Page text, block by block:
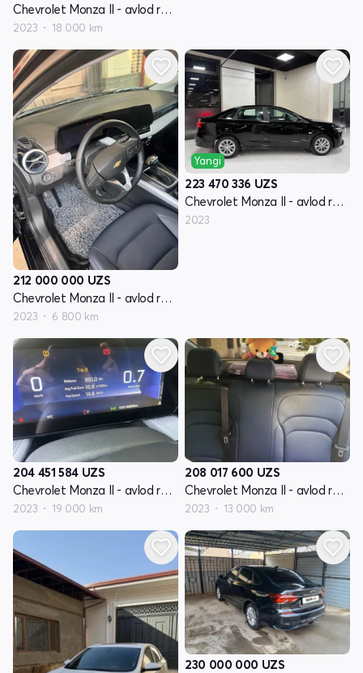
Chevrolet Monza II - avlod restyling
2023 18 000 km
212 000 000 UZS
Chevrolet Monza II - avlod restyling
2023 6 800 km
Yangi
223 470 336 UZS
Chevrolet Monza II - avlod restyling
2023
204 451 584 UZS
Chevrolet Monza II - avlod restyling
2023 19 000 km
208 017 600 UZS
Chevrolet Monza II - avlod restyling
2023 13 000 km
230 000 000 UZS